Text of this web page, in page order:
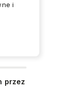
i
przez